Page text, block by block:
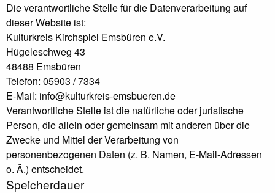
Die verantwortliche Stelle für die Datenverarbeitung auf
dieser Website ist:
Kulturkreis Kirchspiel Emsbüren e.V.
Hügeleschweg 43
48488 Emsbüren
Telefon: 05903 / 7334
E-Mail: info@kulturkreis-emsbueren.de
Verantwortliche Stelle ist die natürliche oder juristische
Person, die allein oder gemeinsam mit anderen über die
Zwecke und Mittel der Verarbeitung von
personenbezogenen Daten (z. B. Namen, E-Mail-Adressen
o. Ä.) entscheidet.
Speicherdauer